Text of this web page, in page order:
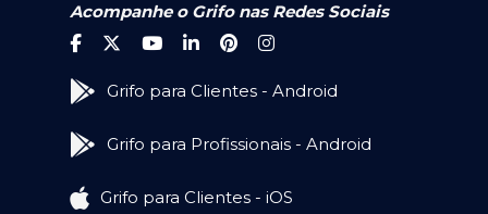
Acompanhe o Grifo nas Redes Sociais
Grifo para Clientes - Android
Grifo para Profissionais - Android
Grifo para Clientes - iOS